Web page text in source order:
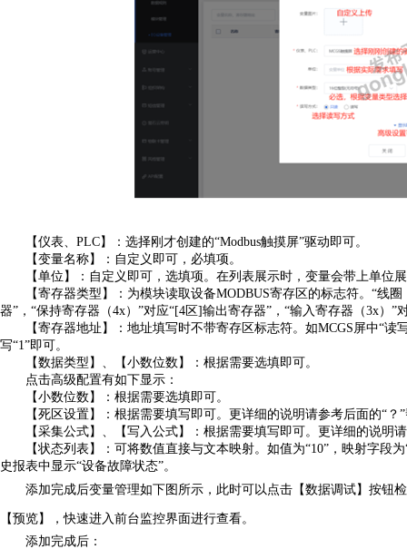
【仪表、 PLC】 ：选择刚才创建的“Modbus触摸屏”驱动即可。
【变量名称】
：自定义即可，必填项。
【单位】
：自定义即可，选填项。在列表展示时，变量会带上单位
【寄存器类型】
：为模块读取设备MODBUS寄存区的标志符。“线圈
器”，“保持寄存器（4x） ”对应“[4 区]输出寄存器”，“输入寄存器 （3x）”
【寄存器地址 】 ：地址填写时不带寄存区标志符。如MCGS屏中“读
写“1”即可。
【数据类型 】 、 【小数位数 】
：根据需要选填即可。
点击高级配置有如下显示：
【小数位数】：根据需要选填即可。
【死区设置】 ：根据需要填写即可。更详细的说明请参考后面的“？
【采集公式】、【写入公式】：根据需要填写即可。更详细的说明
【状态列表】：可将数值直接与文本映射。如值为“10”，映射字段
史报表中显示“设备故障状态”。
添加完成后变量管理如下图所示，此时可以点击【数据调试】按钮
【预览】，快速进入前台监控界面进行查看。
添加完成后：